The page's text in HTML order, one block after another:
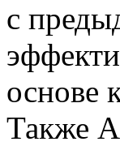
с
основе
Также